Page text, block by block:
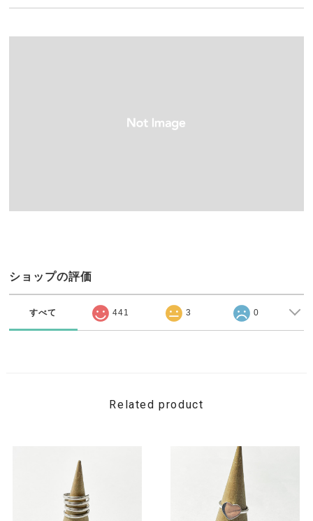
ショップの評価
すべて 441 3 0
Related product